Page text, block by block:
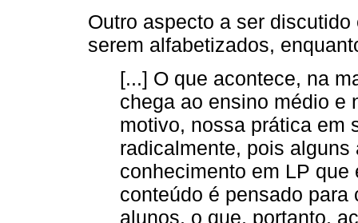
Outro aspecto a ser
serem alfabetizados,
[...] O que acontece, na
chega ao ensino médio e
motivo, nossa prática em
radicalmente, pois
conhecimento em LP
conteúdo é pensado
alunos, o que, portanto,